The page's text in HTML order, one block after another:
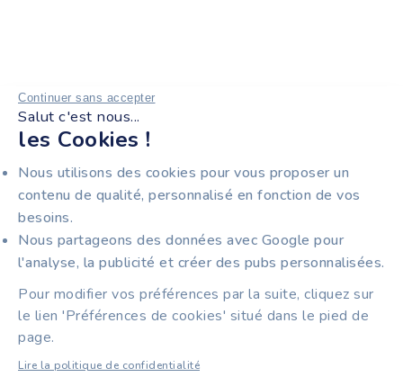
Continuer sans accepter
Salut c'est nous...
les Cookies !
Nous utilisons des cookies pour vous proposer un
contenu de qualité, personnalisé en fonction de vos
besoins.
Nous partageons des données avec Google pour
l'analyse, la publicité et créer des pubs personnalisées.
Pour modifier vos préférences par la suite, cliquez sur
le lien 'Préférences de cookies' situé dans le pied de
page.
Lire la politique de confidentialité